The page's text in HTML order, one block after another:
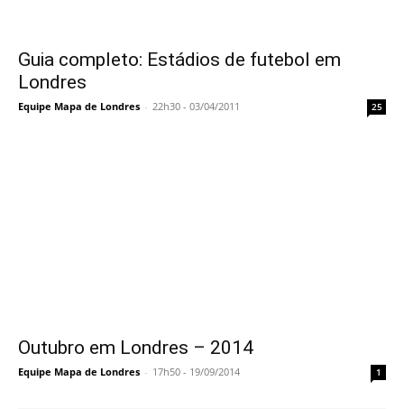
Guia completo: Estádios de futebol em
Londres
Equipe Mapa de Londres - 22h30 - 03/04/2011 25
Outubro em Londres – 2014
Equipe Mapa de Londres - 17h50 - 19/09/2014 1